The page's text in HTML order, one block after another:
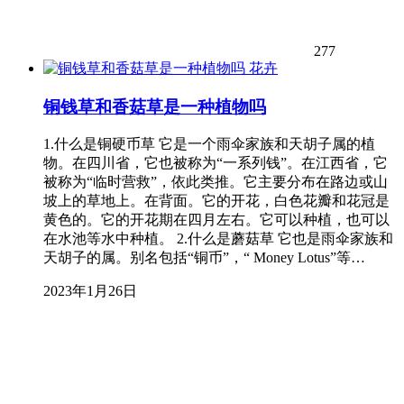
277
花卉
铜钱草和香菇草是一种植物吗
1.什么是铜硬币草 它是一个雨伞家族和天胡子属的植
物。在四川省，它也被称为“一系列钱”。在江西省，它
被称为“临时营救”，依此类推。它主要分布在路边或山
坡上的草地上。在背面。它的开花，白色花瓣和花冠是
黄色的。它的开花期在四月左右。它可以种植，也可以
在水池等水中种植。 2.什么是蘑菇草 它也是雨伞家族和
天胡子的属。别名包括“铜币”，“ Money Lotus”等…
2023年1月26日